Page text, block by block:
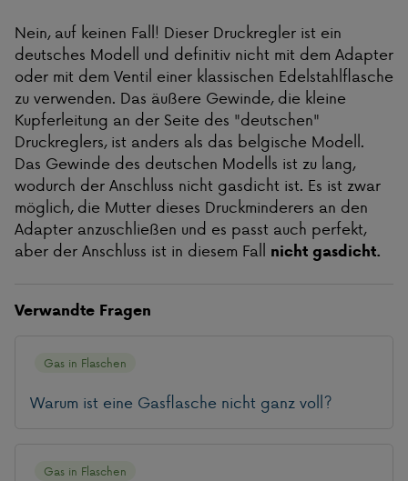
Nein, auf keinen Fall! Dieser Druckregler ist ein
deutsches Modell und definitiv nicht mit dem Adapter
oder mit dem Ventil einer klassischen Edelstahlflasche
zu verwenden. Das äußere Gewinde, die kleine
Kupferleitung an der Seite des "deutschen"
Druckreglers, ist anders als das belgische Modell.
Das Gewinde des deutschen Modells ist zu lang,
wodurch der Anschluss nicht gasdicht ist. Es ist zwar
möglich, die Mutter dieses Druckminderers an den
Adapter anzuschließen und es passt auch perfekt,
aber der Anschluss ist in diesem Fall nicht gasdicht.
Verwandte Fragen
Warum ist eine Gasflasche nicht ganz voll?
Gas in Flaschen
Gas in Flaschen